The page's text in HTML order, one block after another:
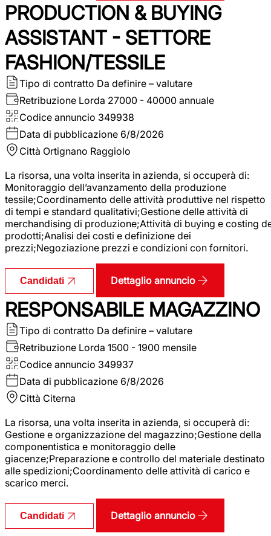
PRODUCTION & BUYING
ASSISTANT - SETTORE
FASHION/TESSILE
Tipo di contratto Da definire – valutare
Retribuzione Lorda 27000 - 40000 annuale
Codice annuncio 349938
Data di pubblicazione 6/8/2026
Città Ortignano Raggiolo
La risorsa, una volta inserita in azienda, si occuperà di:
Monitoraggio dell’avanzamento della produzione
tessile;Coordinamento delle attività produttive nel rispetto
di tempi e standard qualitativi;Gestione delle attività di
merchandising di produzione;Attività di buying e costing
prodotti;Analisi dei costi e definizione dei
prezzi;Negoziazione prezzi e condizioni con fornitori.
Candidati Dettaglio annuncio
RESPONSABILE MAGAZZINO
Tipo di contratto Da definire – valutare
Retribuzione Lorda 1500 - 1900 mensile
Codice annuncio 349937
Data di pubblicazione 6/8/2026
Città Citerna
La risorsa, una volta inserita in azienda, si occuperà di:
Gestione e organizzazione del magazzino;Gestione della
componentistica e monitoraggio delle
giacenze;Preparazione e controllo del materiale destinato
alle spedizioni;Coordinamento delle attività di carico e
scarico merci.
Candidati Dettaglio annuncio